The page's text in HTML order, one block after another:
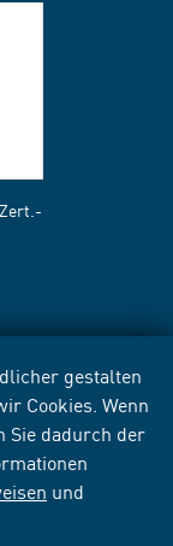
gestalten
Cookies. Wenn
Sie dadurch der
und